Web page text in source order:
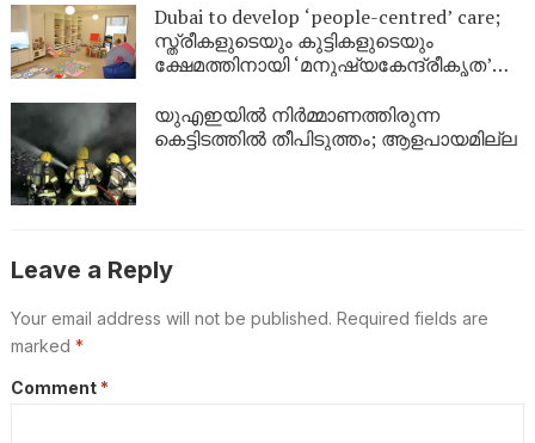
Dubai to develop ‘people-centred’ care;
സ്ത്രീകളുടെയും കുട്ടികളുടെയും
ക്ഷേമത്തിനായി ‘മനുഷ്യകേന്ദ്രീകൃത’
യുഎഇയിൽ നിർമ്മാണത്തിരുന്ന
കെട്ടിടത്തിൽ തീപിടുത്തം; ആളപായമില്ല
Leave a Reply
Your email address will not be published. Required fields are
marked *
Comment *